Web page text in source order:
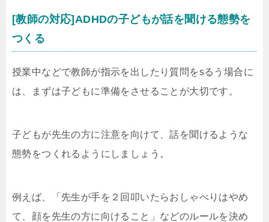
[教師の対応]ADHDの子どもが話を聞ける態勢を
つくる
授業中などで教師が指示を出したり質問をsるう場合に
は、まずは子どもに準備をさせることが大切です。
子どもが先生の方に注意を向けて、話を聞けるような
態勢をつくれるようにしましょう。
例えば、「先生が手を２回叩いたらおしゃべりはやめ
て、顔を先生の方に向けること」などのルールを決め